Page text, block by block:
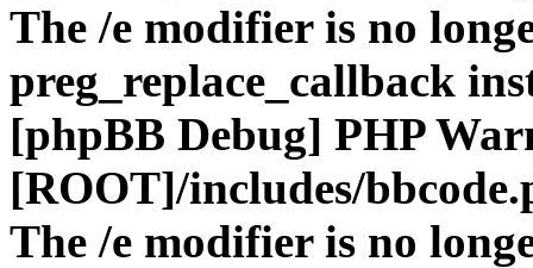
The /e modifier is no
preg_replace_callback
[phpBB Debug] PHP
[ROOT]/includes/
The /e modifier is no